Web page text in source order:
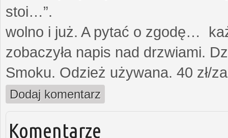
stoi…”.
wolno i już. A pytać o zgodę…
zobaczyła napis nad drzwiami.
Smoku. Odzież używana. 40 zł/
Dodaj komentarz
Komentarze